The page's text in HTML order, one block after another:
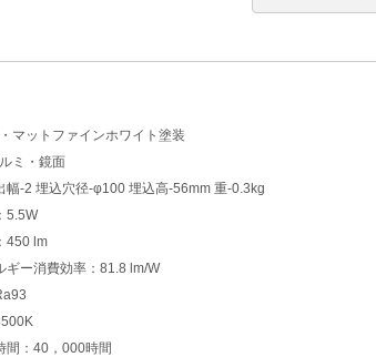
マットファインホワイト塗装
ミ・鏡面
幅-2 埋込穴径-φ100 埋込高-56mm 重-0.3kg
5.5W
450 lm
ギー消費効率：81.8 lm/W
間：40，000時間